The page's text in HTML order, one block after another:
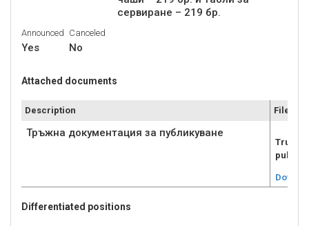
сервиране – 219 бр.
Announced
Yes
Canceled
No
Attached documents
Description File
Тръжна документация за публикуване
Trujna
Differentiated positions